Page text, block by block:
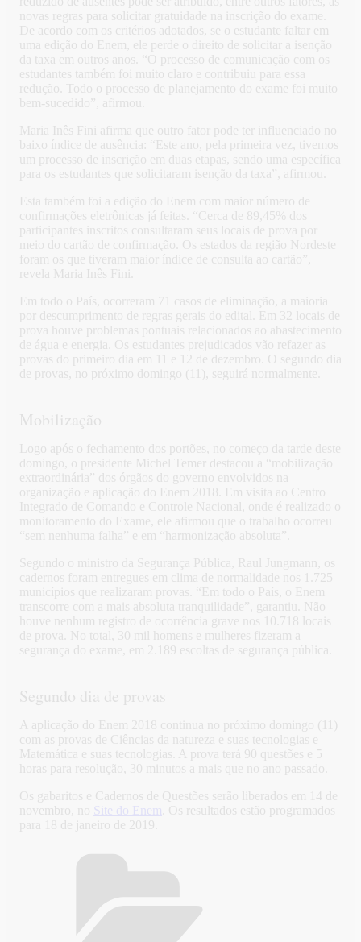
novas regras para solicitar gratuidade na inscrição do exame.
De acordo com os critérios adotados, se o estudante faltar em
uma edição do Enem, ele perde o direito de solicitar a isenção
da taxa em outros anos. “O processo de comunicação com os
estudantes também foi muito claro e contribuiu para essa
redução. Todo o processo de planejamento do exame foi muito
bem-sucedido”, afirmou.
Maria Inês Fini afirma que outro fator pode ter influenciado no
baixo índice de ausência: “Este ano, pela primeira vez, tivemos
um processo de inscrição em duas etapas, sendo uma específica
para os estudantes que solicitaram isenção da taxa”, afirmou.
Esta também foi a edição do Enem com maior número de
confirmações eletrônicas já feitas. “Cerca de 89,45% dos
participantes inscritos consultaram seus locais de prova por
meio do cartão de confirmação. Os estados da região Nordeste
foram os que tiveram maior índice de consulta ao cartão”,
revela Maria Inês Fini.
Em todo o País, ocorreram 71 casos de eliminação, a maioria
por descumprimento de regras gerais do edital. Em 32 locais de
prova houve problemas pontuais relacionados ao abastecimento
de água e energia. Os estudantes prejudicados vão refazer as
provas do primeiro dia em 11 e 12 de dezembro. O segundo dia
de provas, no próximo domingo (11), seguirá normalmente.
Mobilização
Logo após o fechamento dos portões, no começo da tarde deste
domingo, o presidente Michel Temer destacou a “mobilização
extraordinária” dos órgãos do governo envolvidos na
organização e aplicação do Enem 2018. Em visita ao Centro
Integrado de Comando e Controle Nacional, onde é realizado o
monitoramento do Exame, ele afirmou que o trabalho ocorreu
“sem nenhuma falha” e em “harmonização absoluta”.
Segundo o ministro da Segurança Pública, Raul Jungmann, os
cadernos foram entregues em clima de normalidade nos 1.725
municípios que realizaram provas. “Em todo o País, o Enem
transcorre com a mais absoluta tranquilidade”, garantiu. Não
houve nenhum registro de ocorrência grave nos 10.718 locais
de prova. No total, 30 mil homens e mulheres fizeram a
segurança do exame, em 2.189 escoltas de segurança pública.
Segundo dia de provas
A aplicação do Enem 2018 continua no próximo domingo (11)
com as provas de Ciências da natureza e suas tecnologias e
Matemática e suas tecnologias. A prova terá 90 questões e 5
horas para resolução, 30 minutos a mais que no ano passado.
Os gabaritos e Cadernos de Questões serão liberados em 14 de
novembro, no Site do Enem . Os resultados estão programados
para 18 de janeiro de 2019.